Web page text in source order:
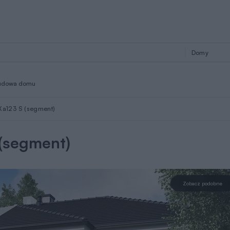
domu
S (segment)
Zobacz podobne